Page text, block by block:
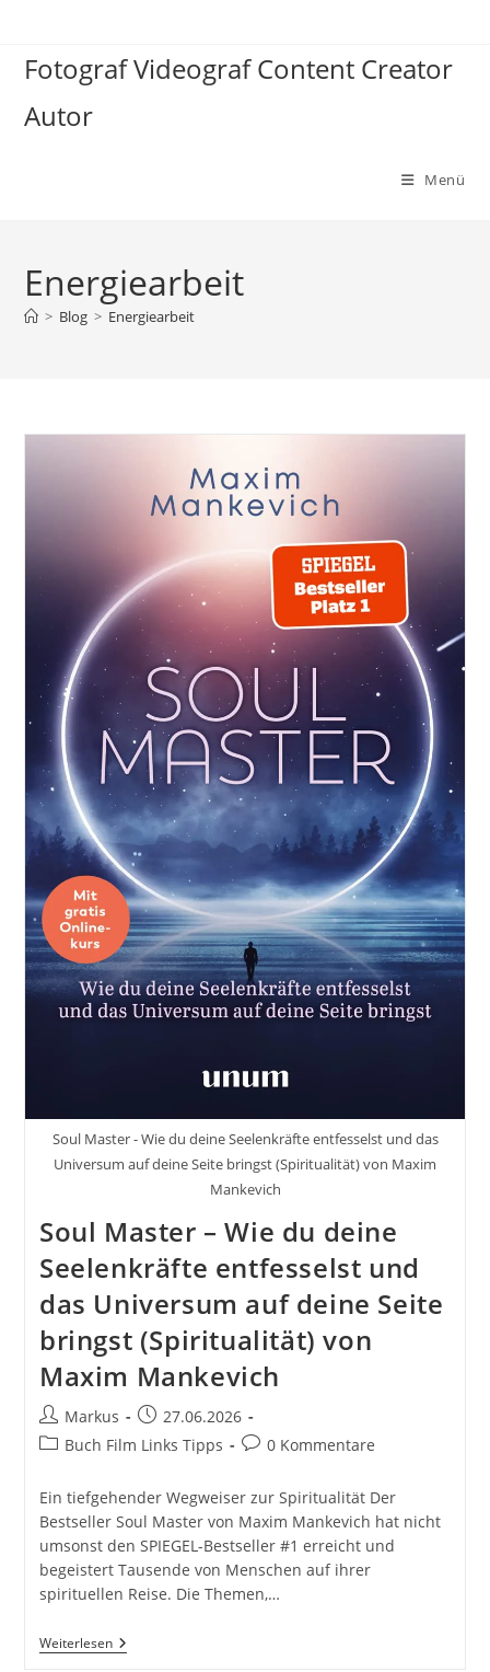
springen
Fotograf Videograf Content Creator
Autor
Menü
Energiearbeit
> Blog > Energiearbeit
Soul Master - Wie du deine Seelenkräfte entfesselst und das
Universum auf deine Seite bringst (Spiritualität) von Maxim
Mankevich
Soul Master – Wie du deine
Seelenkräfte entfesselst und
das Universum auf deine Seite
bringst (Spiritualität) von
Maxim Mankevich
Beitrags-
Autor:
Markus
Beitrag
veröffentlicht:
27.06.2026
Beitrags-
Buch Film Links Tipps
Beitrags-
0 Kommentare
Ein tiefgehender Wegweiser zur Spiritualität Der
Bestseller Soul Master von Maxim Mankevich hat nicht
umsonst den SPIEGEL-Bestseller #1 erreicht und
begeistert Tausende von Menschen auf ihrer
spirituellen Reise. Die Themen,…
WeiterlesenSoul
Master